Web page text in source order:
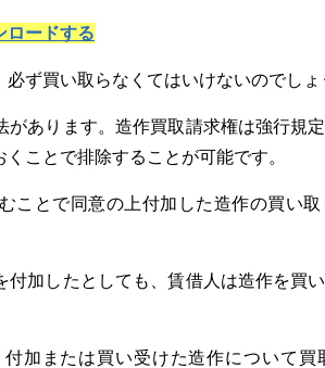
ロードする
ず買い取らなくてはいけないのでしょ
あります。造作買取請求権は強行規
ことで排除することが可能です。
ことで同意の上付加した造作の買い
付加したとしても、賃借人は造作を買
付加または買い受けた造作について